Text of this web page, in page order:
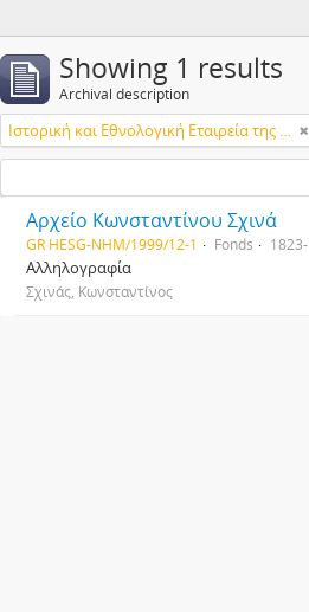
Showing 1 results
Archival description
Ιστορική και Εθνολογική Εταιρεία της Ελλάδος
Αρχείο Κωνσταντίνου Σχινά
GR HESG-NHM/1999/12-1 Fonds
Αλληλογραφία
Σχινάς, Κωνσταντίνος